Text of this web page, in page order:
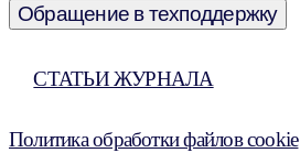
Обращение в техподдержку
СТАТЬИ ЖУРНАЛА
Политика обработки файлов cookie